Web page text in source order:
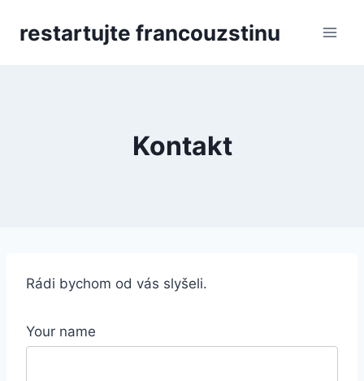
restartujte francouzstinu
Kontakt
Rádi bychom od vás slyšeli.
Your name